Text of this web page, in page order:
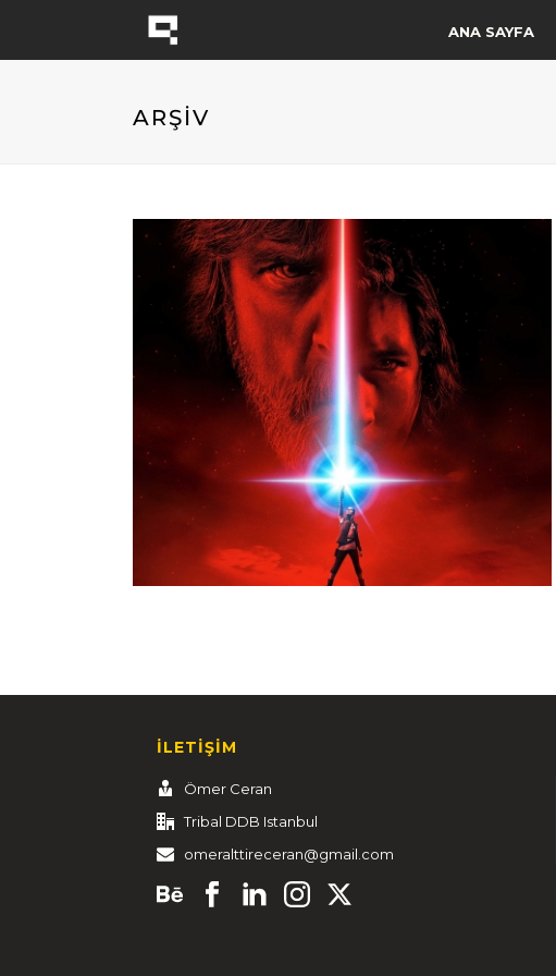
ANA SAYFA
ARŞİV
İLETİŞİM
Ömer Ceran
Tribal DDB Istanbul
omeralttireceran@gmail.com